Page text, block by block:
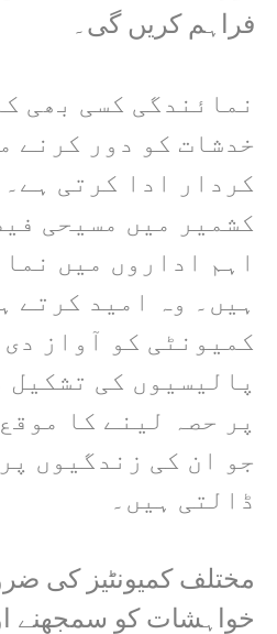
فراہم کریں گی۔
نمائندگی کسی بھی
خدشات کو دور کرنے
کردار ادا کرتی
کشمیر میں مسیحی
اہم اداروں میں
ہیں۔ وہ امید کرتے
کمیونٹی کو آواز
پالیسیوں کی تشکیل
پر حصہ لینے کا
جو ان کی زندگیوں
ڈالتی ہیں۔
مختلف کمیونٹیز کی
خواہشات کو سمجھنے